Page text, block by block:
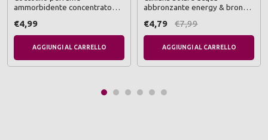
ammorbidente concentrato
bergamotto 45 lavaggi 952 ml
€4,99
AGGIUNGI AL CARRELLO
abbronzante energy & bronze
€4,79 €7,99
AGGIUNGI AL CARRELLO